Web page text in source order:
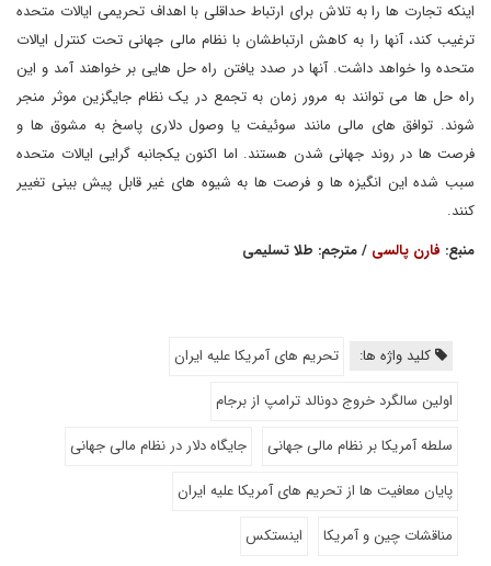
اینکه تجارت ها را به تلاش برای ارتباط حداقلی با اهداف تحریمی ایالات متحده
ترغیب کند، آنها را به کاهش ارتباطشان با نظام مالی جهانی تحت کنترل ایالات
متحده وا خواهد داشت. آنها در صدد یافتن راه حل هایی بر خواهند آمد و این
راه حل ها می توانند به مرور زمان به تجمع در یک نظام جایگزین موثر منجر
شوند. توافق های مالی مانند سوئیفت یا وصول دلاری پاسخ به مشوق ها و
فرصت ها در روند جهانی شدن هستند. اما اکنون یکجانبه گرایی ایالات متحده
سبب شده این انگیزه ها و فرصت ها به شیوه های غیر قابل پیش بینی تغییر
کنند.
منبع: فارن پالسی / مترجم: طلا تسلیمی
کلید واژه ها:
تحریم های آمریکا علیه ایران
اولین سالگرد خروج دونالد ترامپ از برجام
سلطه آمریکا بر نظام مالی جهانی
جایگاه دلار در نظام مالی جهانی
پایان معافیت ها از تحریم های آمریکا علیه ایران
مناقشات چین و آمریکا
اینستکس